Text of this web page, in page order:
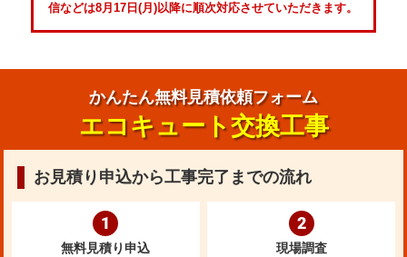
信などは8月17日(月)以降に順次対応させていただきます。
かんたん無料見積依頼フォーム
エコキュート交換工事
お見積り申込から工事完了までの流れ
1
無料見積り申込
2
現場調査